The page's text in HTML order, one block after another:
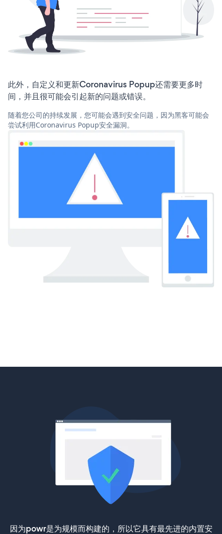
此外，自定义和更新Coronavirus Popup还需要更多时
间，并且很可能会引起新的问题或错误。
随着您公司的持续发展，您可能会遇到安全问题，因为黑客可能会
尝试利用Coronavirus Popup安全漏洞。
因为powr是为规模而构建的，所以它具有最先进的内置安